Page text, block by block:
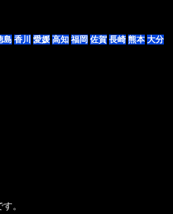
島 香川 愛媛 高知 福岡 佐賀 長崎 熊本 大分
。